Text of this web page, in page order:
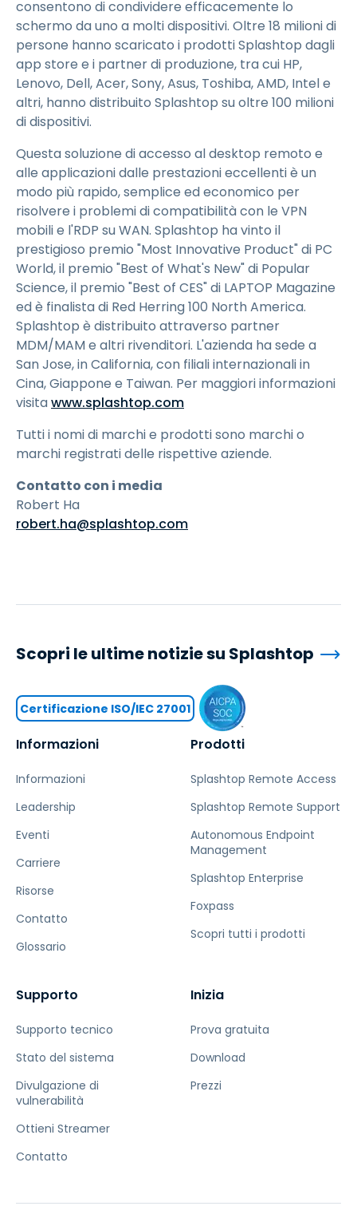
consentono di condividere efficacemente lo
schermo da uno a molti dispositivi. Oltre 18 milioni di
persone hanno scaricato i prodotti Splashtop dagli
app store e i partner di produzione, tra cui HP,
Lenovo, Dell, Acer, Sony, Asus, Toshiba, AMD, Intel e
altri, hanno distribuito Splashtop su oltre 100 milioni
di dispositivi.
Questa soluzione di accesso al desktop remoto e
alle applicazioni dalle prestazioni eccellenti è un
modo più rapido, semplice ed economico per
risolvere i problemi di compatibilità con le VPN
mobili e l'RDP su WAN. Splashtop ha vinto il
prestigioso premio "Most Innovative Product" di PC
World, il premio "Best of What's New" di Popular
Science, il premio "Best of CES" di LAPTOP Magazine
ed è finalista di Red Herring 100 North America.
Splashtop è distribuito attraverso partner
MDM/MAM e altri rivenditori. L'azienda ha sede a
San Jose, in California, con filiali internazionali in
Cina, Giappone e Taiwan. Per maggiori informazioni
visitawww.splashtop.com
Tutti i nomi di marchi e prodotti sono marchi o
marchi registrati delle rispettive aziende.
Contatto con i media
Robert Ha
robert.ha@splashtop.com
Informazioni
Informazioni
Leadership
Eventi
Carriere
Risorse
Contatto
Glossario
Prodotti
Splashtop Remote Access
Splashtop Remote Support
Autonomous Endpoint
Management
Splashtop Enterprise
Foxpass
Scopri tutti i prodotti
Supporto
Supporto tecnico
Stato del sistema
Divulgazione di
vulnerabilità
Ottieni Streamer
Contatto
Inizia
Prova gratuita
Download
Prezzi
Scopri le ultime notizie su Splashtop
Certificazione ISO/IEC 27001